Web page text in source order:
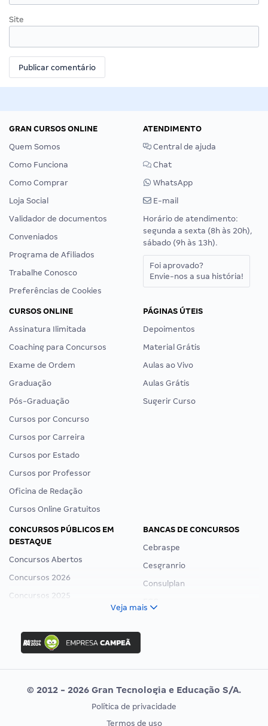
Site
GRAN CURSOS ONLINE
Quem Somos
Como Funciona
Como Comprar
Loja Social
Validador de documentos
Conveniados
Programa de Afiliados
Trabalhe Conosco
Preferências de Cookies
ATENDIMENTO
Central de ajuda
Chat
WhatsApp
E-mail
Horário de atendimento:
segunda a sexta (8h às 20h),
sábado (9h às 13h).
Foi aprovado?
Envie-nos a sua história!
CURSOS ONLINE
Assinatura Ilimitada
Coaching para Concursos
Exame de Ordem
Graduação
Pós-Graduação
Cursos por Concurso
Cursos por Carreira
Cursos por Estado
Cursos por Professor
Oficina de Redação
Cursos Online Gratuitos
PÁGINAS ÚTEIS
Depoimentos
Material Grátis
Aulas ao Vivo
Aulas Grátis
Sugerir Curso
CONCURSOS PÚBLICOS EM
DESTAQUE
Concursos Abertos
Concursos 2026
Concursos 2025
Concurso Ibama
Concurso MPU
Editais publicados
BANCAS DE CONCURSOS
Cebraspe
Cesgranrio
Consulplan
Vunesp
CONCURSOS POR PROFISSÃO
EXAME DE ORDEM
Veja mais
© 2012 - 2026 Gran Tecnologia e Educação S/A.
Política de privacidade
Termos de uso